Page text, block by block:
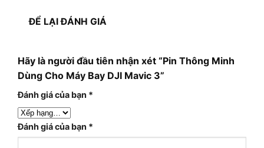
ĐỂ LẠI ĐÁNH GIÁ
Hãy là người đầu tiên nhận xét “Pin Thông Minh
Dùng Cho Máy Bay DJI Mavic 3”
Đánh giá của bạn *
Đánh giá của bạn *